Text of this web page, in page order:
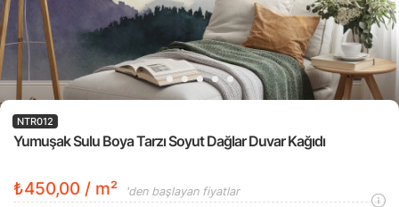
Yumuşak Sulu Boya Tarzı Soyut Dağlar Duvar Kağıdı
NTR012
₺450,00 / m² 'den başlayan fiyatlar